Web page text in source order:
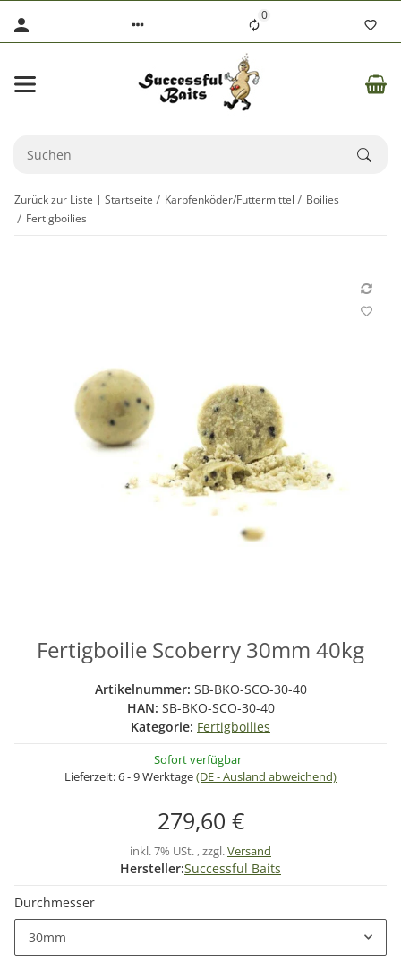
0
Zurück zur Liste Startseite Karpfenköder/Futtermittel
Boilies
Fertigboilies
Fertigboilie Scoberry 30mm 40kg
Artikelnummer: SB-BKO-SCO-30-40
HAN: SB-BKO-SCO-30-40
Kategorie: Fertigboilies
Sofort verfügbar
Lieferzeit:6 - 9 Werktage(DE - Ausland abweichend)
279,60 €
inkl. 7% USt. , zzgl.Versand
Hersteller:Successful Baits
Durchmesser
30mm